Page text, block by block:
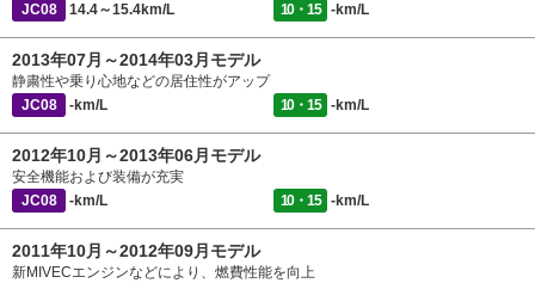
JC08
14.4～15.4km/L 10・15 -km/L
2013年07月～2014年03月モデル
静粛性や乗り心地などの居住性がアップ
JC08
-km/L 10・15 -km/L
2012年10月～2013年06月モデル
安全機能および装備が充実
JC08
-km/L 10・15 -km/L
2011年10月～2012年09月モデル
新MIVECエンジンなどにより、燃費性能を向上